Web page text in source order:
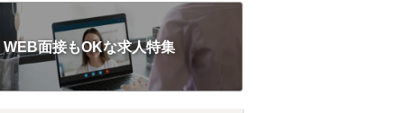
WEB面接もOKな求人特集